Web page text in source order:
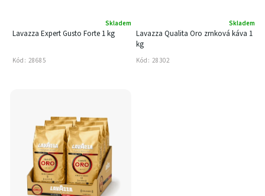
Lavazza Expert Gusto Forte 1 kg
Skladem
Kód: 28685
Lavazza Qualita Oro zrnková káva 1
kg
Skladem
Kód: 28302